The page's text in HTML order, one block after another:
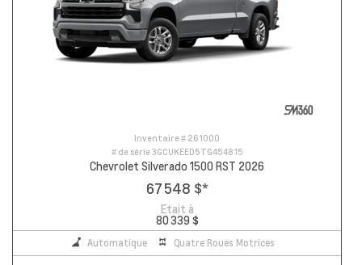
Inventaire # 261000
# de série3GCUKEED5TG454815
Chevrolet Silverado 1500 RST 2026
67 548 $*
Etait à
80 339 $
Automatique Quatre Roues Motrices